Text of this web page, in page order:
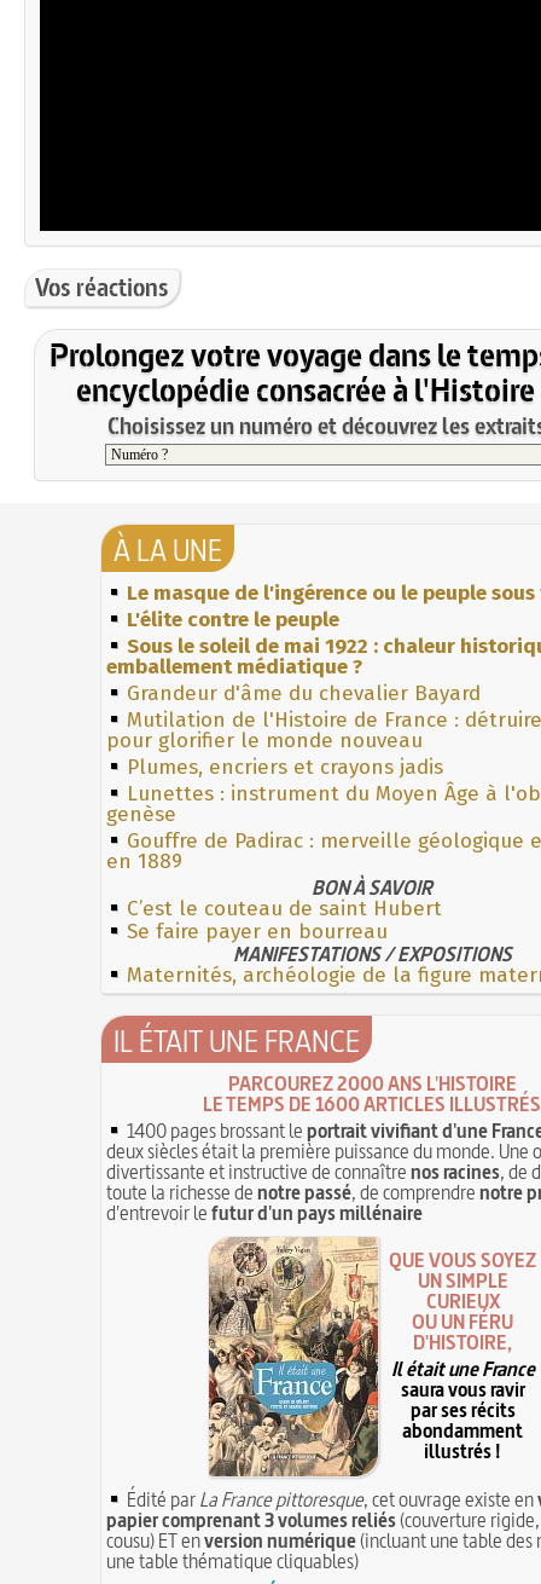
Vos réactions
Prolongez votre voyage dans le
encyclopédie consacrée à l'Histoire
Choisissez un numéro et découvrez les
À LA UNE
Le masque de l'ingérence ou le peuple
L'élite contre le peuple
Sous le soleil de mai 1922 : chaleur
emballement médiatique ?
Grandeur d'âme du chevalier Bayard
Mutilation de l'Histoire de France :
pour glorifier le monde nouveau
Plumes, encriers et crayons jadis
Lunettes : instrument du Moyen Âge à
genèse
Gouffre de Padirac : merveille géologique
en 1889
BON À SAVOIR
C’est le couteau de saint Hubert
Se faire payer en bourreau
MANIFESTATIONS / EXPOSITIONS
Maternités, archéologie de la figure
IL ÉTAIT UNE FRANCE
PARCOUREZ 2000 ANS L'HISTOIRE
LE TEMPS DE 1600 ARTICLES ILLUSTRÉS
1400 pages brossant leportrait vivifiant d'une
deux siècles était la première puissance du monde. Une
divertissante et instructive de connaîtrenos racines, de
toute la richesse denotre passé, de comprendrenotre
d'entrevoir lefutur d'un pays millénaire
QUE VOUS SOYEZ
UN SIMPLE
CURIEUX
OU UN FÉRU
D'HISTOIRE,
Il était une France
saura vous ravir
par ses récits
abondamment
illustrés !
Édité parLa France pittoresque, cet ouvrage existe en
papier comprenant 3 volumes reliés(couverture
cousu) ET enversion numérique(incluant une table des
une table thématique cliquables)